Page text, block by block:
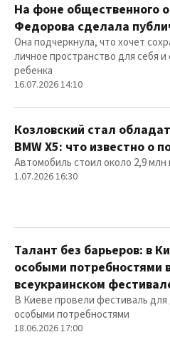
На фоне общественного
Федорова сделала
Она подчеркнула, что хочет
личное пространство для себя и
ребенка
16.07.2026 14:10
Козловский стал
BMW X5: что известно о
Автомобиль стоил около 2,9 млн
1.07.2026 16:30
Талант без барьеров: в
особыми потребностями
всеукраинском
В Киеве провели фестиваль для
особыми потребностями
18.06.2026 17:00